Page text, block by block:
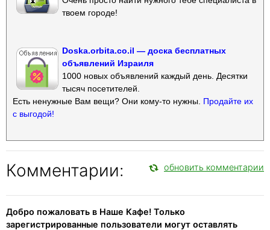
твоем городе!
Doska.orbita.co.il — доска бесплатных
объявлений Израиля
1000 новых объявлений каждый день. Десятки
тысяч посетителей.
Есть ненужные Вам вещи? Они кому-то нужны. Продайте их
с выгодой!
Комментарии: обновить комментарии
Добро пожаловать в Наше Кафе! Только
зарегистрированные пользователи могут оставлять